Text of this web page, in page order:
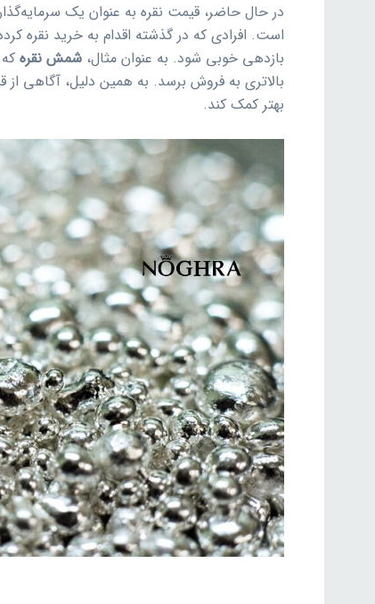
در حال حاضر، قیمت نقره به عنوان یک
است. افرادی که در گذشته اقدام به خرید نقره
بازدهی خوبی شود. به عنوان مثال، شمش نقره
بالاتری به فروش برسد. به همین دلیل، آگاهی از
بهتر کمک کند.